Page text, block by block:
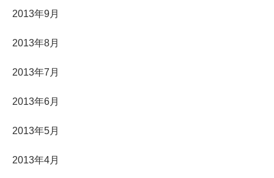
2013年9月
2013年8月
2013年7月
2013年6月
2013年5月
2013年4月